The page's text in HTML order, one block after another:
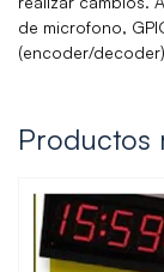
de microfono,
(encoder/
Productos